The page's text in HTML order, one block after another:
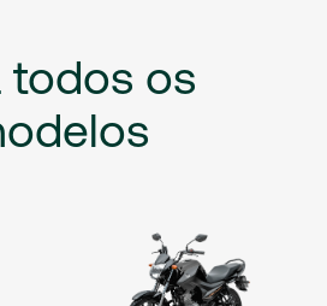
todos os